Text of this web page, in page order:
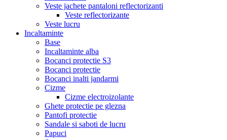
Veste jachete pantaloni reflectorizanti
Veste reflectorizante
Veste lucru
Incaltaminte
Base
Incaltaminte alba
Bocanci protectie S3
Bocanci protectie
Bocanci inalti jandarmi
Cizme
Cizme electroizolante
Ghete protectie pe glezna
Pantofi protectie
Sandale si saboti de lucru
Papuci